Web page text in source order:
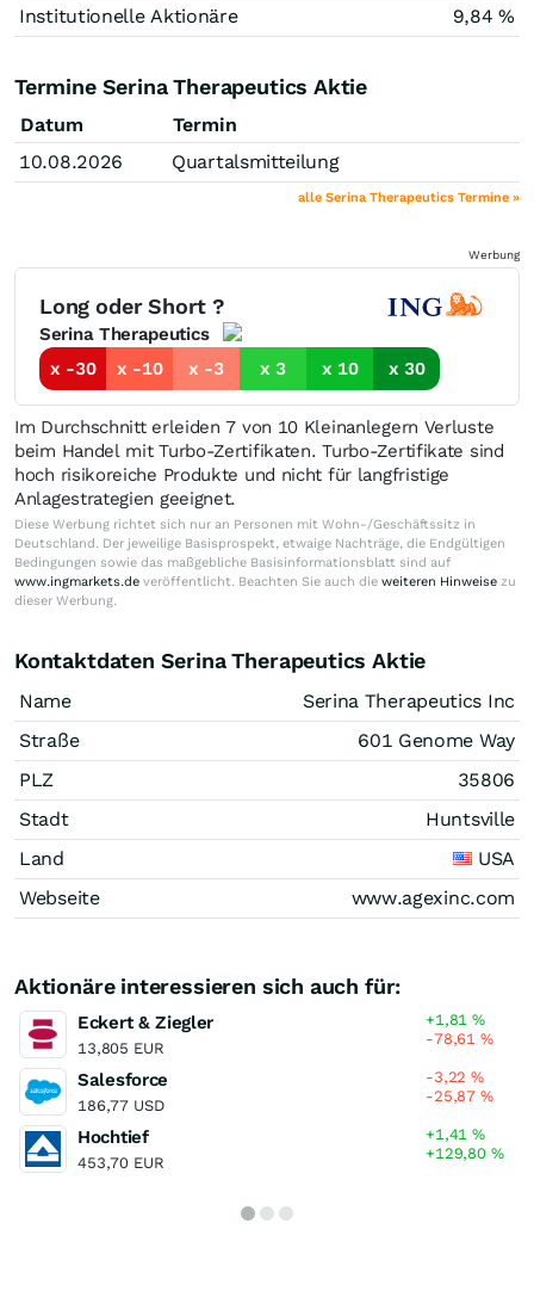
Institutionelle Aktionäre
9,84 %
Termine Serina Therapeutics Aktie
Datum
Termin
10.08.2026
Quartalsmitteilung
alle Serina Therapeutics Termine »
Werbung
Long oder Short ?
Serina Therapeutics
x -30
x -10 x -3 x 3 x 10 x 30
Im Durchschnitt erleiden 7 von 10 Kleinanlegern Verluste
beim Handel mit Turbo-Zertifikaten. Turbo-Zertifikate sind
hoch risikoreiche Produkte und nicht für langfristige
Anlagestrategien geeignet.
Diese Werbung richtet sich nur an Personen mit Wohn-/Geschäftssitz in
Deutschland. Der jeweilige Basisprospekt, etwaige Nachträge, die Endgültigen
Bedingungen sowie das maßgebliche Basisinformationsblatt sind auf
www.ingmarkets.de veröffentlicht. Beachten Sie auch die weiteren Hinweise zu
dieser Werbung.
Kontaktdaten Serina Therapeutics Aktie
Name
Serina Therapeutics Inc
Straße
601 Genome Way
PLZ
35806
Stadt
Huntsville
Land
USA
Webseite
www.agexinc.com
Aktionäre interessieren sich auch für:
Eckert & Ziegler
13,805 EUR
+1,81%
-78,61%
Salesforce
186,77 USD
-3,22%
-25,87%
Hochtief
453,70 EUR
+1,41%
+129,80 %